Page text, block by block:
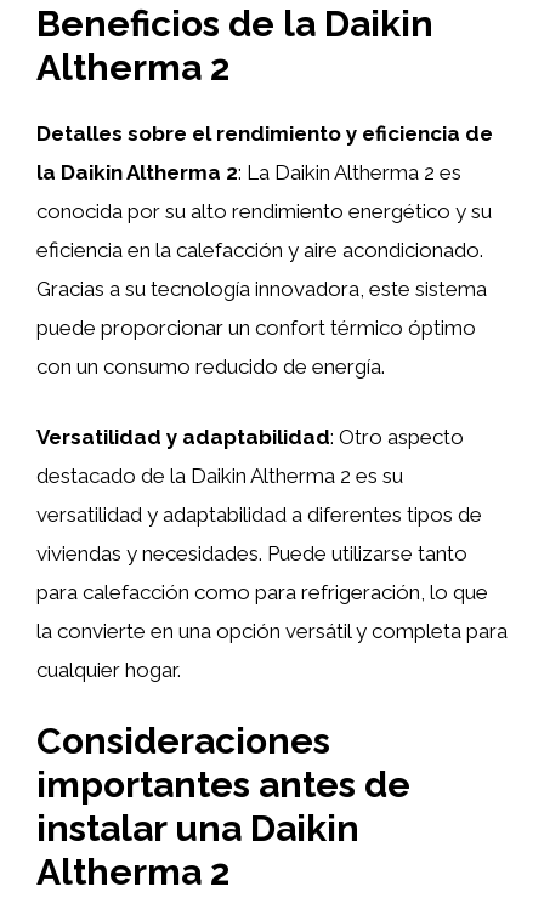
Beneficios de la Daikin
Altherma 2
Detalles sobre el rendimiento y eficiencia de
la Daikin Altherma 2: La Daikin Altherma 2 es
conocida por su alto rendimiento energético y su
eficiencia en la calefacción y aire acondicionado.
Gracias a su tecnología innovadora, este sistema
puede proporcionar un confort térmico óptimo
con un consumo reducido de energía.
Versatilidad y adaptabilidad: Otro aspecto
destacado de la Daikin Altherma 2 es su
versatilidad y adaptabilidad a diferentes tipos de
viviendas y necesidades. Puede utilizarse tanto
para calefacción como para refrigeración, lo que
la convierte en una opción versátil y completa para
cualquier hogar.
Consideraciones
importantes antes de
instalar una Daikin
Altherma 2